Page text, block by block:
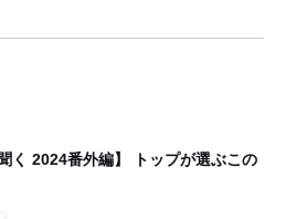
く 2024番外編】 トップが選ぶこの